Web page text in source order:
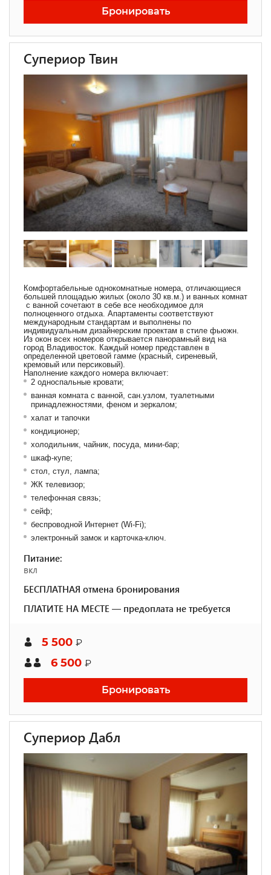
Бронировать
Супериор Твин
Комфортабельные однокомнатные номера, отличающиеся
большей площадью жилых (около 30 кв.м.) и ванных комнат
с ванной сочетают в себе все необходимое для
полноценного отдыха. Апартаменты соответствуют
международным стандартам и выполнены по
индивидуальным дизайнерским проектам в стиле фьюжн.
Из окон всех номеров открывается панорамный вид на
город Владивосток. Каждый номер представлен в
определенной цветовой гамме (красный, сиреневый,
кремовый или персиковый).
Наполнение каждого номера включает:
2 односпальные кровати;
ванная комната с ванной, сан.узлом, туалетными
принадлежностями, феном и зеркалом;
халат и тапочки
кондиционер;
холодильник, чайник, посуда, мини-бар;
шкаф-купе;
стол, стул, лампа;
ЖК телевизор;
телефонная связь;
сейф;
беспроводной Интернет (Wi-Fi);
электронный замок и карточка-ключ.
Питание:
вкл
БЕСПЛАТНАЯ отмена бронирования
ПЛАТИТЕ НА МЕСТЕ — предоплата не требуется
5 500 ₽
6 500 ₽
Бронировать
Супериор Дабл